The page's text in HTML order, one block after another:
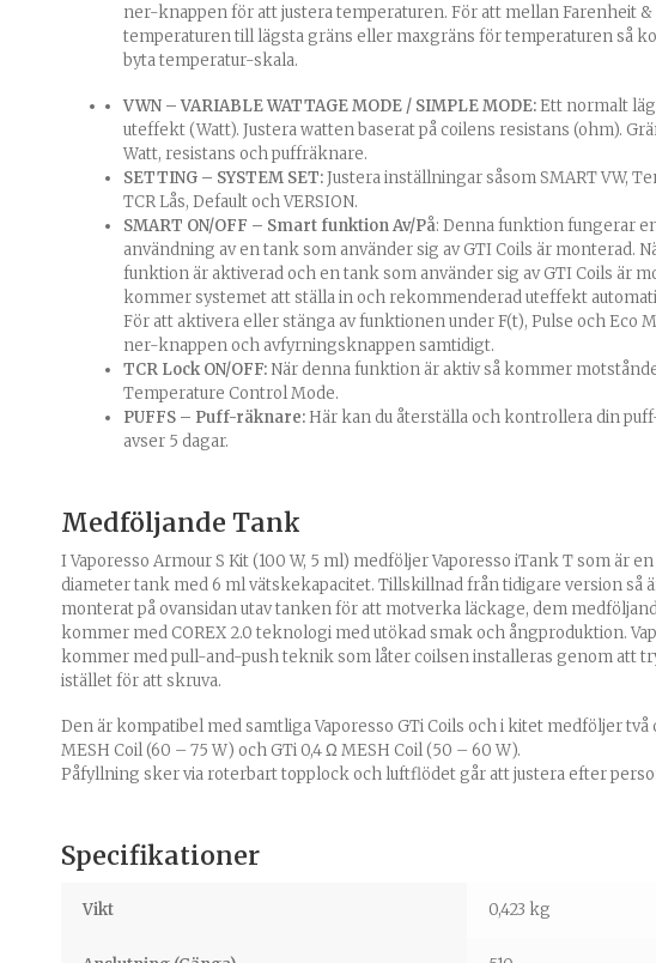
ner-knappen för att justera temperaturen. För att mellan Farenheit &
temperaturen till lägsta gräns eller maxgräns för temperaturen så
byta temperatur-skala.
VWN – VARIABLE WATTAGE MODE / SIMPLE MODE:Ett normalt
uteffekt (Watt). Justera watten baserat på coilens resistans (ohm).
Watt, resistans och puffräknare.
SETTING – SYSTEM SET:Justera inställningar såsom SMART VW,
TCR Lås, Default och VERSION.
SMART ON/OFF – Smart funktion Av/På: Denna funktion fungerar
användning av en tank som använder sig av GTI Coils är monterad.
funktion är aktiverad och en tank som använder sig av GTI Coils är
kommer systemet att ställa in och rekommenderad uteffekt
För att aktivera eller stänga av funktionen under F(t), Pulse och Eco
ner-knappen och avfyrningsknappen samtidigt.
TCR Lock ON/OFF: När denna funktion är aktiv så kommer
Temperature Control Mode.
PUFFS – Puff-räknare:Här kan du återställa och kontrollera din
avser 5 dagar.
Medföljande Tank
I Vaporesso Armour S Kit (100 W, 5 ml) medföljerVaporesso iTank Tsom är en
diameter tank med 6 ml vätskekapacitet. Tillskillnad från tidigare version så
monterat på ovansidan utav tanken för att motverka läckage, dem
kommer med COREX 2.0 teknologi med utökad smak och ångproduktion.
kommer med pull-and-push teknik som låter coilsen installeras genom att
istället för att skruva.
Den är kompatibel med samtliga Vaporesso GTi Coils och i kitet medföljer två
MESH Coil (60 – 75 W) och GTi 0,4 Ω MESH Coil (50 – 60 W).
Påfyllning sker via roterbart topplock och luftflödet går att justera efter
Specifikationer
Vikt 0,423 kg